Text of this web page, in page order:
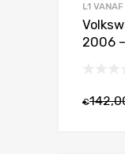
L1
2006
€